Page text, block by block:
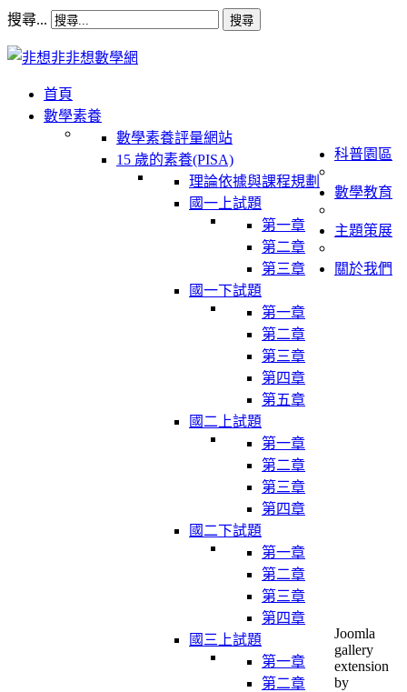
搜尋... 搜尋
首頁
數學素養
數學素養評量網站
15 歲的素養(PISA)
理論依據與課程規劃
國一上試題
第一章
第二章
第三章
國一下試題
第一章
第二章
第三章
第四章
第五章
國二上試題
第一章
第二章
第三章
第四章
國二下試題
第一章
第二章
第三章
第四章
國三上試題
第一章
第二章
科普園區
數學教育
主題策展
關於我們
Joomla
gallery
extension
by